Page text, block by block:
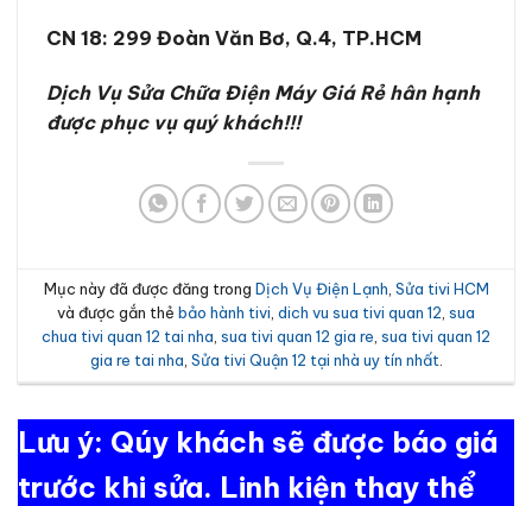
CN 18: 299 Đoàn Văn Bơ, Q.4, TP.HCM
Dịch Vụ Sửa Chữa Điện Máy Giá Rẻ hân hạnh
được phục vụ quý khách!!!
Mục này đã được đăng trong Dịch Vụ Điện Lạnh Sửa tivi HCM
và được gắn thẻ bảo hành tivi dich vu sua tivi quan 12 sua
chua tivi quan 12 tai nha sua tivi quan 12 gia re sua tivi quan 12
gia re tai nha Sửa tivi Quận 12 tại nhà uy tín nhất
Lưu ý: Qúy khách sẽ được báo giá
trước khi sửa. Linh kiện thay thể